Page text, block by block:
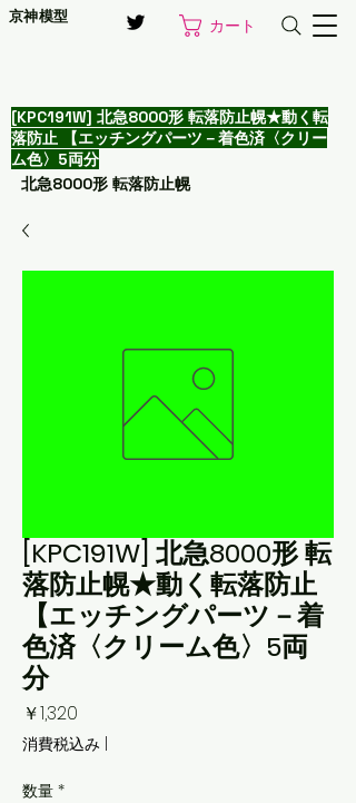
京神模型 カート
[KPC191W] 北急8000形 転落防止幌★動く転
落防止 【エッチングパーツ－着色済〈クリー
ム色〉5両分
北急8000形 転落防止幌
[KPC191W] 北急8000形 転
落防止幌★動く転落防止
【エッチングパーツ－着
色済〈クリーム色〉5両
分
￥1,320
格
消費税込み
数量 *